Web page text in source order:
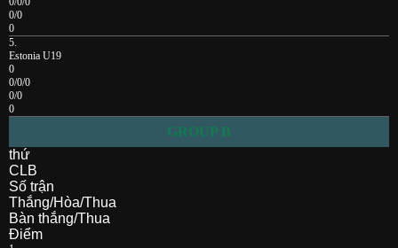
0/0
0
5.
Estonia U19
0
0/0/0
0/0
0
GROUP B
thứ
CLB
Số trận
Thắng/Hòa/Thua
Bàn thắng/Thua
Điểm